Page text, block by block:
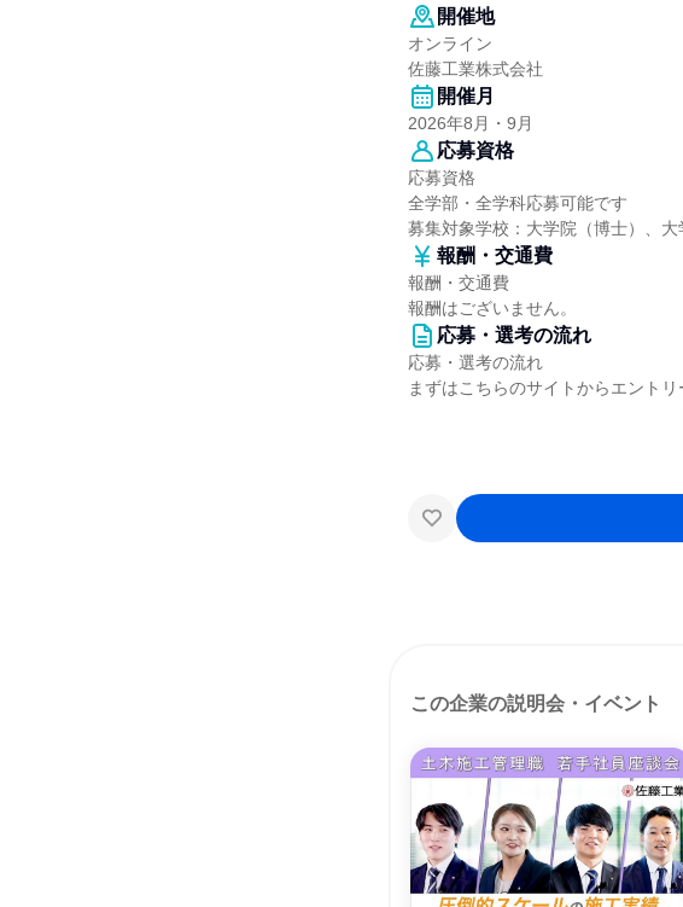
開催地
オンライン
佐藤工業株式会社
開催月
2026年8月・9月
応募資格
応募資格
全学部・全学科応募可能です
募集対象学校：大学院（博士）、
報酬・交通費
報酬・交通費
報酬はございません。
応募・選考の流れ
応募・選考の流れ
まずはこちらのサイトからエントリ
この企業の説明会・イベント